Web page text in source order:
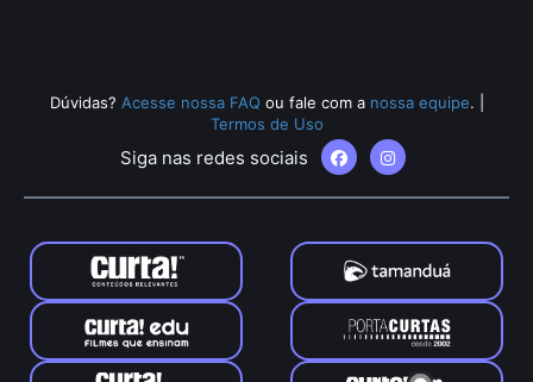
Dúvidas? Acesse nossa FAQ ou fale com a nossa equipe.
Termos de Uso
Siga nas redes sociais